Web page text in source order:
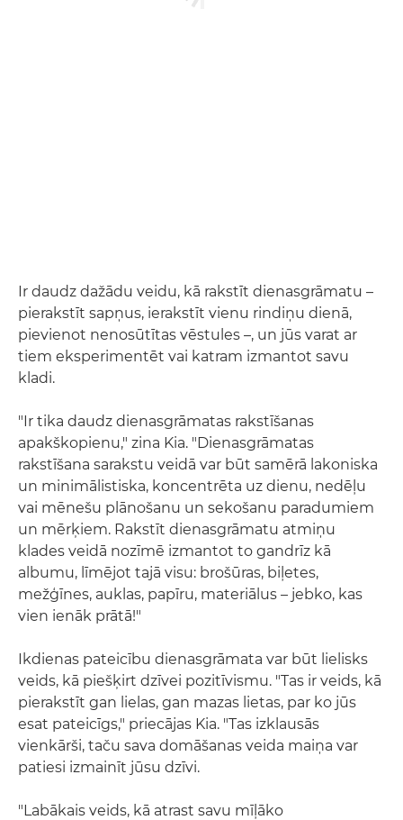
Ir daudz dažādu veidu, kā rakstīt dienasgrāmatu –
pierakstīt sapņus, ierakstīt vienu rindiņu dienā,
pievienot nenosūtītas vēstules –, un jūs varat ar
tiem eksperimentēt vai katram izmantot savu
kladi.
"Ir tika daudz dienasgrāmatas rakstīšanas
apakškopienu," zina Kia. "Dienasgrāmatas
rakstīšana sarakstu veidā var būt samērā lakoniska
un minimālistiska, koncentrēta uz dienu, nedēļu
vai mēnešu plānošanu un sekošanu paradumiem
un mērķiem. Rakstīt dienasgrāmatu atmiņu
klades veidā nozīmē izmantot to gandrīz kā
albumu, līmējot tajā visu: brošūras, biļetes,
mežģīnes, auklas, papīru, materiālus – jebko, kas
vien ienāk prātā!"
Ikdienas pateicību dienasgrāmata var būt lielisks
veids, kā piešķirt dzīvei pozitīvismu. "Tas ir veids, kā
pierakstīt gan lielas, gan mazas lietas, par ko jūs
esat pateicīgs," priecājas Kia. "Tas izklausās
vienkārši, taču sava domāšanas veida maiņa var
patiesi izmainīt jūsu dzīvi.
"Labākais veids, kā atrast savu mīļāko